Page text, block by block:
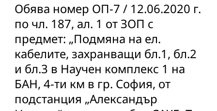
Обява номер ОП-7 / 12.06.2020 г.
по чл. 187, ал. 1 от ЗОП с
предмет: „Подмяна на ел.
кабелите, захранващи бл.1, бл.2
и бл.3 в Научен комплекс 1 на
БАН, 4-ти км в гр. София, от
подстанция „Александър